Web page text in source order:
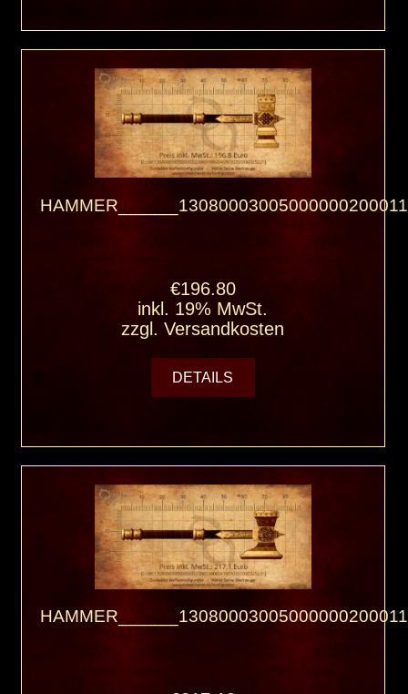
€196.80
inkl. 19% MwSt.
zzgl.Versandkosten
DETAILS